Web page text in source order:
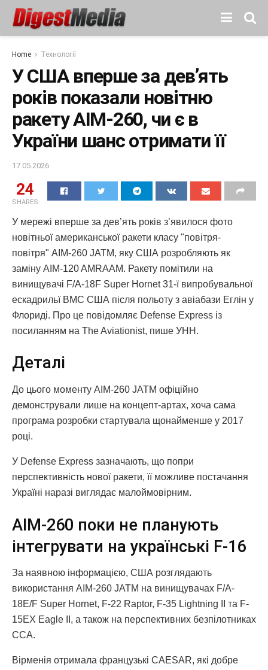
Home Технології
У США вперше за дев’ять
років показали новітню
ракету AIM-260, чи є в
України шанс отримати її
17.05.2026
24
SHARES
У мережі вперше за дев’ять років з’явилося фото
новітньої американської ракети класу "повітря-
повітря" AIM-260 JATM, яку США розробляють як
заміну AIM-120 AMRAAM. Ракету помітили на
винищувачі F/A-18F Super Hornet 31-ї випробувальної
ескадрильї ВМС США після польоту з авіабази Еглін у
Флориді. Про це повідомляє Defense Express із
посиланням на The Aviationist, пише УНН.
Деталі
До цього моменту AIM-260 JATM офіційно
демонстрували лише на концепт-артах, хоча сама
програма розробки стартувала щонайменше у 2017
році.
У Defense Express зазначають, що попри
перспективність нової ракети, її можливе постачання
Україні наразі виглядає малоймовірним.
AIM-260 поки не планують
інтегрувати на українські F-16
За наявною інформацією, США розглядають
використання AIM-260 JATM на винищувачах F/A-
18E/F Super Hornet, F-22 Raptor, F-35 Lightning II та F-
15EX Eagle II, а також на перспективних безпілотниках
CCA.
Вірменія отримала французькі CAESAR, які добре